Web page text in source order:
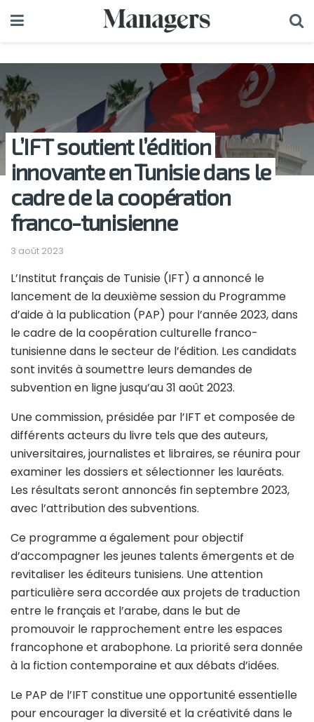
L’IFT soutient l’édition
innovante en Tunisie dans le
cadre de la coopération
franco-tunisienne
3 août 2023
L’Institut français de Tunisie (IFT) a annoncé le
lancement de la deuxième session du Programme
d’aide à la publication (PAP) pour l’année 2023, dans
le cadre de la coopération culturelle franco-
tunisienne dans le secteur de l’édition. Les candidats
sont invités à soumettre leurs demandes de
subvention en ligne jusqu’au 31 août 2023.
Une commission, présidée par l’IFT et composée de
différents acteurs du livre tels que des auteurs,
universitaires, journalistes et libraires, se réunira pour
examiner les dossiers et sélectionner les lauréats.
Les résultats seront annoncés fin septembre 2023,
avec l’attribution des subventions.
Ce programme a également pour objectif
d’accompagner les jeunes talents émergents et de
revitaliser les éditeurs tunisiens. Une attention
particulière sera accordée aux projets de traduction
entre le français et l’arabe, dans le but de
promouvoir le rapprochement entre les espaces
francophone et arabophone. La priorité sera donnée
à la fiction contemporaine et aux débats d’idées.
Le PAP de l’IFT constitue une opportunité essentielle
pour encourager la diversité et la créativité dans le